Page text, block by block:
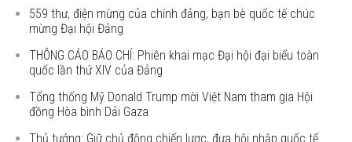
559 thư, điện mừng của chính đảng, bạn bè quốc tế chúc
mừng Đại hội Đảng
THÔNG CÁO BÁO CHÍ: Phiên khai mạc Đại hội đại biểu toàn
quốc lần thứ XIV của Đảng
Tổng thống Mỹ Donald Trump mời Việt Nam tham gia Hội
đồng Hòa bình Dải Gaza
Thủ tướng: Giữ chủ động chiến lược, đưa hội nhập quốc tế